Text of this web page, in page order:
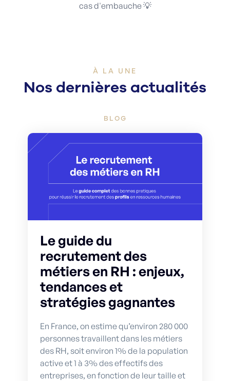
cas d'embauche 💡
À LA UNE
Nos dernières actualités
BLOG
Le guide du
recrutement des
métiers en RH : enjeux,
tendances et
stratégies gagnantes
En France, on estime qu’environ 280 000
personnes travaillent dans les métiers
des RH, soit environ 1% de la population
active et 1 à 3% des effectifs des
entreprises, en fonction de leur taille et